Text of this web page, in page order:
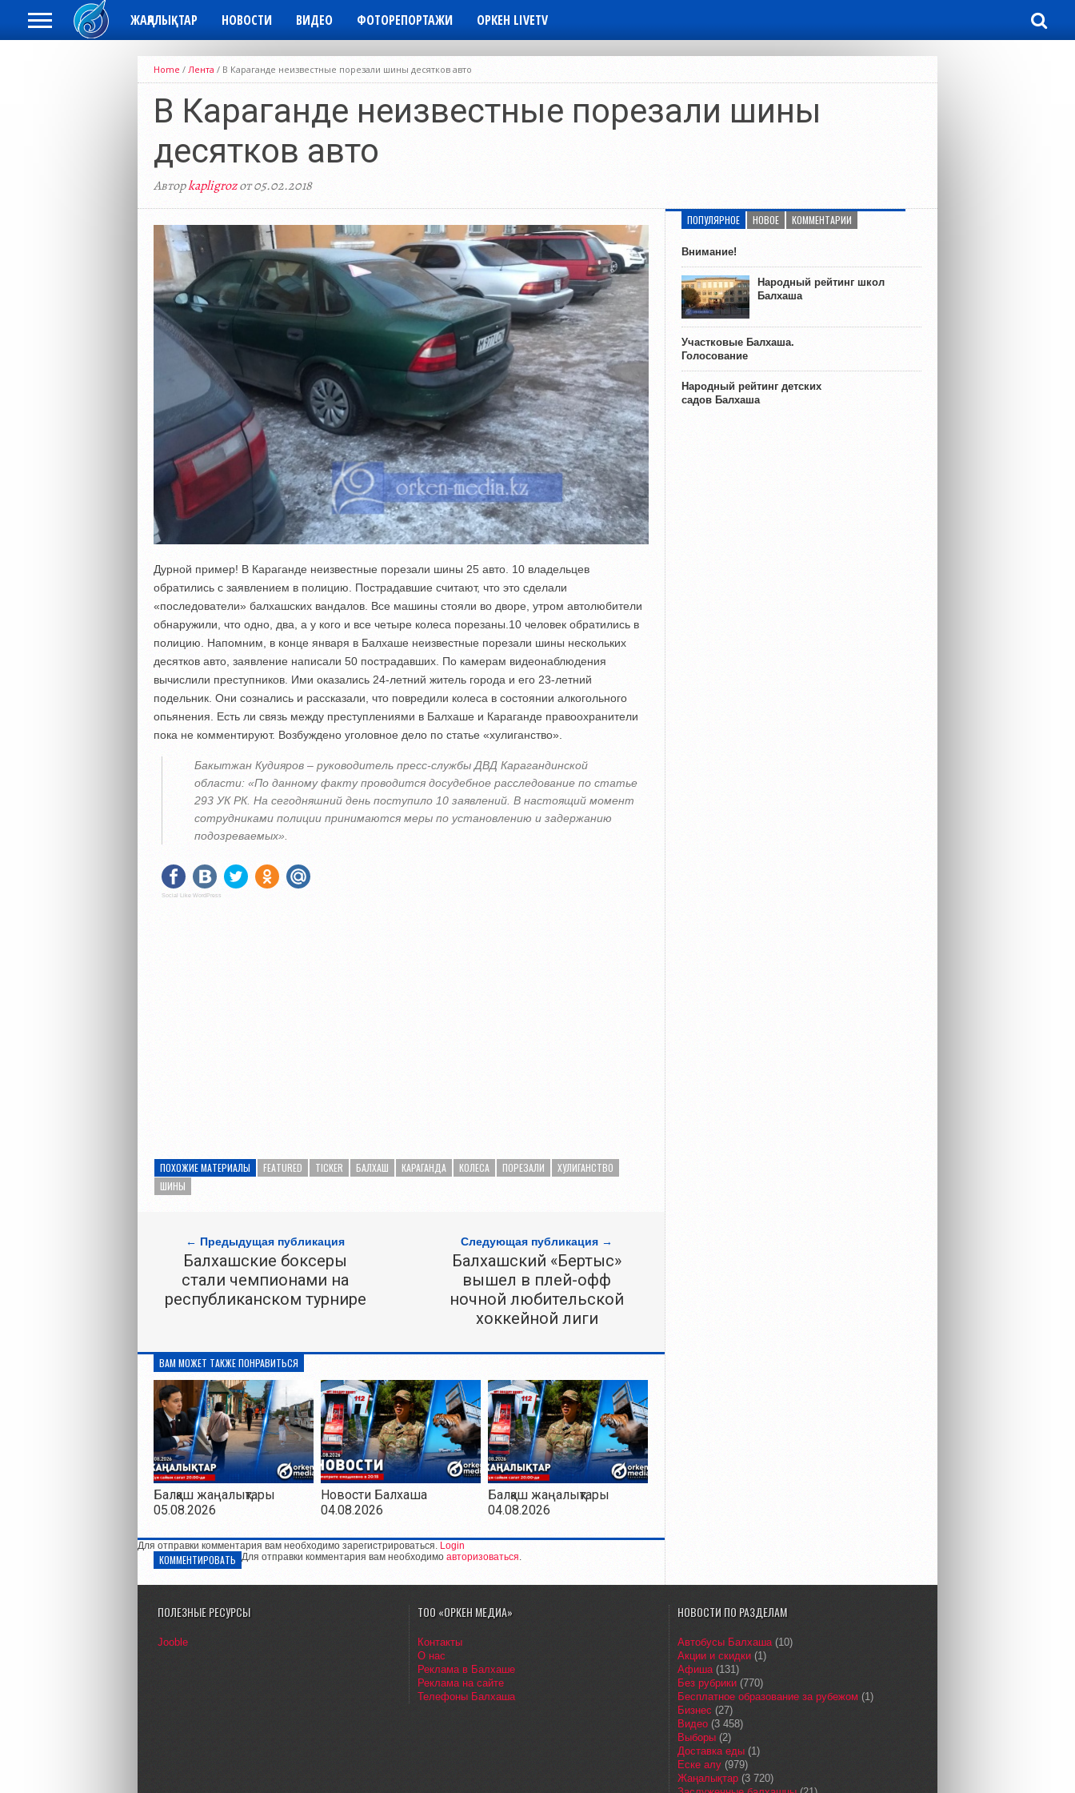
ЖАҢАЛЫҚТАР НОВОСТИ ВИДЕО ФОТОРЕПОРТАЖИ ОРКЕН LIVETV
Home / Лента / В Караганде неизвестные порезали шины десятков авто
В Караганде неизвестные порезали шины
десятков авто
Авторkapligrozот 05.02.2018
Дурной пример! В Караганде неизвестные порезали шины 25 авто. 10 владельцев
обратились с заявлением в полицию. Пострадавшие считают, что это сделали
«последователи» балхашских вандалов. Все машины стояли во дворе, утром автолюбители
обнаружили, что одно, два, а у кого и все четыре колеса порезаны.10 человек обратились в
полицию. Напомним, в конце января в Балхаше неизвестные порезали шины нескольких
десятков авто, заявление написали 50 пострадавших. По камерам видеонаблюдения
вычислили преступников. Ими оказались 24-летний житель города и его 23-летний
подельник. Они сознались и рассказали, что повредили колеса в состоянии алкогольного
опьянения. Есть ли связь между преступлениями в Балхаше и Караганде правоохранители
пока не комментируют. Возбуждено уголовное дело по статье «хулиганство».
Бакытжан Кудияров – руководитель пресс-службы ДВД Карагандинской
области: «По данному факту проводится досудебное расследование по статье
293 УК РК. На сегодняшний день поступило 10 заявлений. В настоящий момент
сотрудниками полиции принимаются меры по установлению и задержанию
подозреваемых».
Social Like WordPress
ПОХОЖИЕ МАТЕРИАЛЫ FEATURED TICKER БАЛХАШ КАРАГАНДА КОЛЕСА ПОРЕЗАЛИ
ХУЛИГАНСТВО
ШИНЫ
← Предыдущая публикация
Балхашские боксеры
стали чемпионами на
республиканском турнире
Следующая публикация →
Балхашский «Бертыс»
вышел в плей-офф
ночной любительской
хоккейной лиги
ВАМ МОЖЕТ ТАКЖЕ ПОНРАВИТЬСЯ
Балқаш жаңалықтары
05.08.2026
Новости Балхаша
04.08.2026
Балқаш жаңалықтары
04.08.2026
Для отправки комментария вам необходимо зарегистрироваться. Login
КОММЕНТИРОВАТЬ Для отправки комментария вам необходимо авторизоваться.
ПОПУЛЯРНОЕ НОВОЕ КОММЕНТАРИИ
Внимание!
Народный рейтинг школ
Балхаша
Участковые Балхаша.
Голосование
Народный рейтинг детских
садов Балхаша
ПОЛЕЗНЫЕ РЕСУРСЫ
Jooble
ТОО «ОРКЕН МЕДИА»
Контакты
О нас
Реклама в Балхаше
Реклама на сайте
Телефоны Балхаша
НОВОСТИ ПО РАЗДЕЛАМ
Автобусы Балхаша(10)
Акции и скидки (1)
Афиша(131)
Без рубрики (770)
Бесплатное образование за рубежом (1)
Бизнес (27)
Видео (3 458)
Выборы (2)
Доставка еды (1)
Еске алу (979)
Жаңалықтар (3 720)